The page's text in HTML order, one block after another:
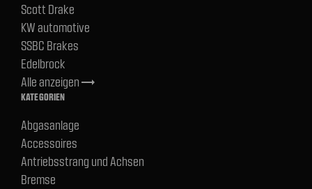
Scott Drake
KW automotive
SSBC Brakes
Edelbrock
Alle anzeigentrending_flat
KATEGORIEN
Abgasanlage
Accessoires
Antriebsstrang und Achsen
Bremse